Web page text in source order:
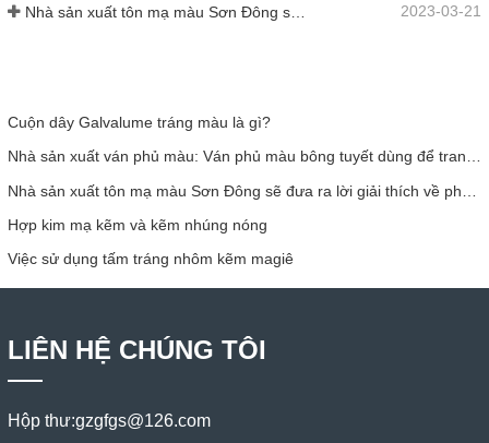
2023-03-21
Cuộn dây Galvalume tráng màu là gì?
Nhà sản xuất ván phủ màu: Ván phủ màu bông tuyết dùng để trang trí được lăn chuẩn xác ra khỏi dây chuyền sản xuất
Hợp kim mạ kẽm và kẽm nhúng nóng
Việc sử dụng tấm tráng nhôm kẽm magiê
LIÊN HỆ CHÚNG TÔI
Hộp thư:gzgfgs@126.com